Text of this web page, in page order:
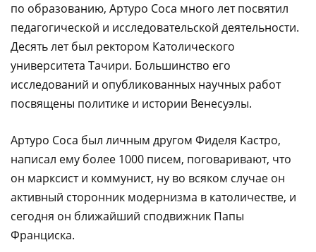
по образованию, Артуро Соса много лет посвятил
педагогической и исследовательской деятельности.
Десять лет был ректором Католического
университета Тачири. Большинство его
исследований и опубликованных научных работ
посвящены политике и истории Венесуэлы.
Артуро Соса был личным другом Фиделя Кастро,
написал ему более 1000 писем, поговаривают, что
он марксист и коммунист, ну во всяком случае он
активный сторонник модернизма в католичестве, и
сегодня он ближайший сподвижник Папы
Франциска.